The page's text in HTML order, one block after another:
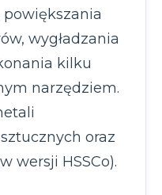
wygładzania
kilku
narzędziem.
oraz
wersji HSSCo).